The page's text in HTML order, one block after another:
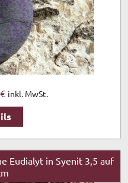
inkl. MwSt.
Eudialyt in Syenit 3,5 auf